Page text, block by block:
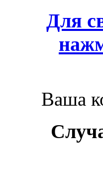
Для
Ваша